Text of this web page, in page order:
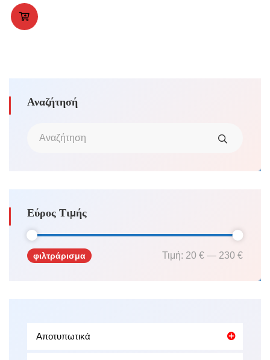
Αναζήτησή
Εύρος Τιμής
Ελάχιστη
Μέγιστη
φιλτράρισμα Τιμή: 20 € — 230 €
Αποτυπωτικά